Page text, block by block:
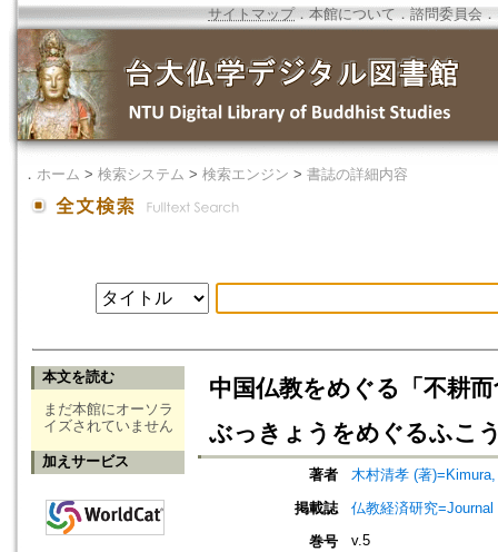
サイトマップ．本館について ． 諮問委員会 ．
． ホーム > 検索システム > 検索エンジン > 書誌の詳細内容
本文を読む
まだ本館にオーソラ
イズされていません
加えサービス
中国仏教をめぐる「不耕
ぶっきょうをめぐるふこ
著者
木村清孝 (著
掲載誌
仏教経済研究
巻号
v.5